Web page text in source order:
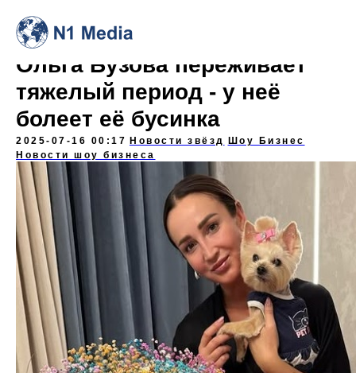
Ольга Бузова переживает
тяжелый период - у неё
болеет её бусинка
2025-07-16 00:17 Новости звёзд
Шоу Бизнес
Новости шоу бизнеса